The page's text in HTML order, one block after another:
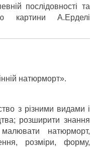
послідовності та
картини А.Ерделі
натюрморт».
з різними видами і
розширити знання
натюрморт,
розміри, форму,